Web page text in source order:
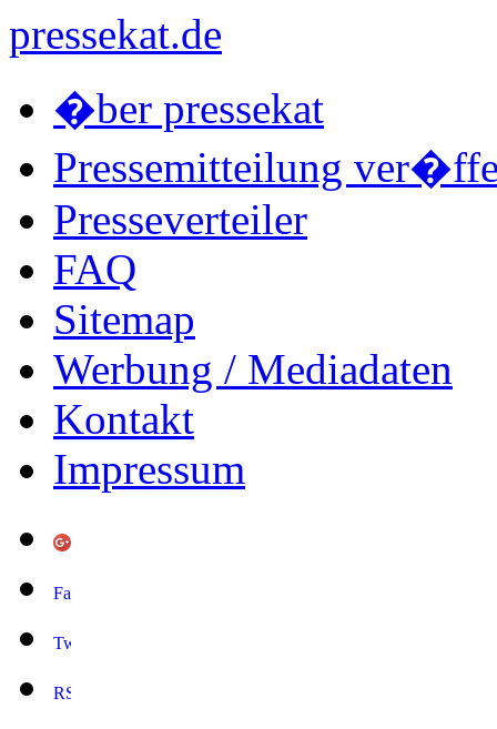
pressekat.de
�ber pressekat
Pressemitteilung
Presseverteiler
FAQ
Sitemap
Werbung / Mediadaten
Kontakt
Impressum